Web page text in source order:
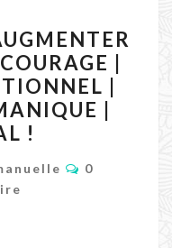
|
|
|
!
0